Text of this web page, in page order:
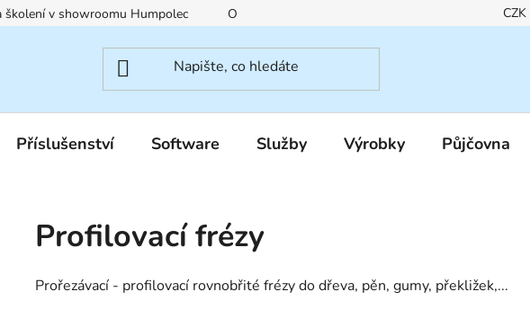
školení v showroomu Humpolec O nás Reklamační řád
CZK
Příslušenství Software Služby Výrobky Půjčovna
Profilovací frézy
Prořezávací - profilovací rovnobřité frézy do dřeva, pěn, gumy, překližek,...